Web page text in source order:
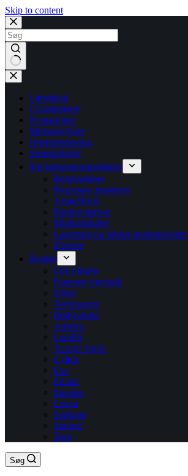
Skip to content
No
results
Løbebånd
Crosstrainere
Romaskiner
Motionscykler
Hjemmetræning
Stepmaskiner
Styrketræningsmaskiner
Benmaskiner
Ryg/mave maskiner
Arme/Bryst
Bænke/stativer
Multimaskiner
Lagersalg fra lukket motionscenter
Diverse
Brands
Life Fitness
Hammer Strength
Ortus
Technogym
Bodystrong
Atletica
Landfit
Accept Topic
Cybex
Exe
Fit life
Impulse
Lexco
Senkron
Startrac
Teca
Søg